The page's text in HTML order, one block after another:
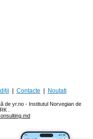
Contacte Noutati
de yr.no - Institutul Norvegian de
.